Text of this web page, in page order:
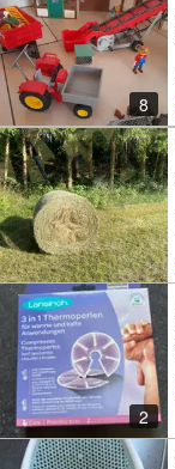
8
2